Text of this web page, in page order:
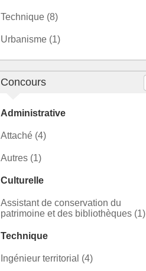
Technique (8)
Urbanisme (1)
Concours
Administrative
Attaché (4)
Autres (1)
Culturelle
Assistant de conservation du
patrimoine et des bibliothèques (1)
Technique
Ingénieur territorial (4)